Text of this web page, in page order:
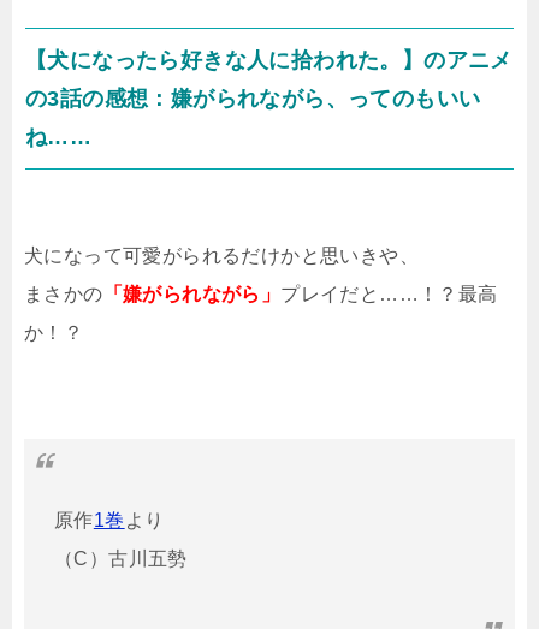
【犬になったら好きな人に拾われた。】のアニメ
の3話の感想：嫌がられながら、ってのもいい
ね……
犬になって可愛がられるだけかと思いきや、
まさかの 「嫌がられながら」 プレイだと……！？最高
か！？
原作1巻 より
（C）古川五勢